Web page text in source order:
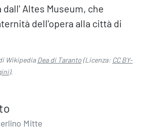
dall' Altes Museum, che
dell'opera alla città di
WikipediaDea di Taranto(Licenza: CC BY-
).
Mitte